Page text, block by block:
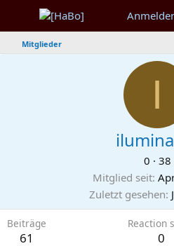
Mitglieder
I
0 · 38
Mitglied seit
Zuletzt gesehen
Beiträge
61
Reaction
0